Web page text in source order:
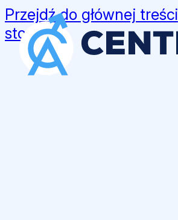
Przejdź do głównej treści
stopki